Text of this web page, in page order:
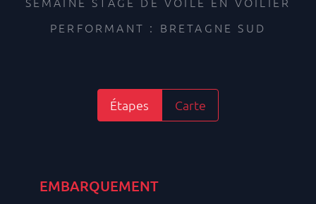
PERFORMANT : BRETAGNE SUD
Étapes Carte
EMBARQUEMENT